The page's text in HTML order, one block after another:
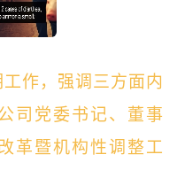
作，强调三方面内
司党委书记、董事
革暨机构性调整工